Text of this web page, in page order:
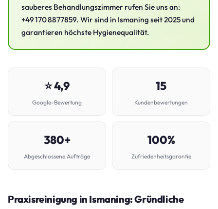
sauberes Behandlungszimmer rufen Sie uns an:
+49 170 8877859. Wir sind in Ismaning seit 2025 und
garantieren höchste Hygienequalität.
⭐ 4,9
Google-Bewertung
15
Kundenbewertungen
380+
Abgeschlossene Aufträge
100%
Zufriedenheitsgarantie
Praxisreinigung in Ismaning: Gründliche